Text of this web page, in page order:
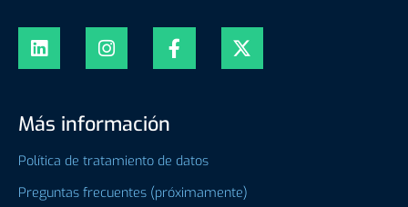
Más información
Política de tratamiento de datos
Preguntas frecuentes (próximamente)